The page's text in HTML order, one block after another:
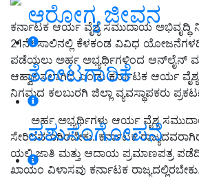
ಆರೋಗ್ಯ ಜೀವನ
ತೋಟಗಾರಿಕೆ
ಪಶುಸಂಗೋಪನೆ
ಕರ್ನಾಟಕ ಆರ್ಯ ವೈಶ್ಯ ಸಮುದಾಯ
21ನೇ ಸಾಲಿನಲ್ಲಿ ಕೆಳಕಂಡ ವಿವಿಧ
ಪಡೆಯಲು ಅರ್ಹ ಅಭ್ಯರ್ಥಿಗಳಿಂದ ಆನ್‍ಲೈನ್
ಆಹ್ವಾನಿಸಲಾಗಿದೆ ಎಂದು ಕರ್ನಾಟಕ ಆರ್ಯ
ನಿಗಮದ ಕಲಬುರಗಿ ಜಿಲ್ಲಾ ವ್ಯವಸ್ಥಾಪಕರು
ಅರ್ಹ ಅಭ್ಯರ್ಥಿಗಳು ಆರ್ಯ ವೈಶ್ಯ
ಸೇರಿದವರಾಗಿರಬೇಕು. ಕರ್ನಾಟಕ
ಯಲ್ಲಿ ಜಾತಿ ಮತ್ತು ಆದಾಯ ಪ್ರಮಾಣಪತ್ರ
ಖಾಯಂ ವಿಳಾಸವು ಕರ್ನಾಟಕ